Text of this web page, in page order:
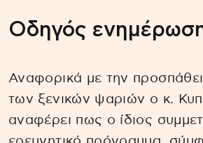
Οδηγός
Αναφορικά με την
των ξενικών ψαριών ο κ.
αναφέρει πως ο ίδιος